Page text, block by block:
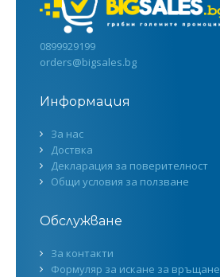
0899929199
orders@bigsales.bg
Информация
За нас
Доствка
Декларация за поверителност
Общи условия за ползване
Обслужване
За контакти
Формуляр за искане за връщане